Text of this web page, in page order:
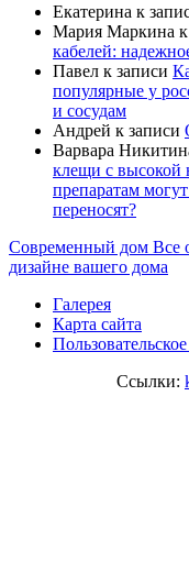
Екатерина к
Мария Маркина
кабелей:
Павел к записи
популярные у
и сосудам
Андрей к записи
Варвара
клещи с высокой
препаратам
переносят?
Современный дом Все
дизайне вашего дома
Галерея
Карта сайта
Ссылки: